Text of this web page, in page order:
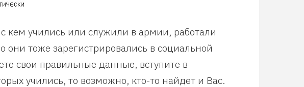
кем учились или служили в армии, работали
они тоже зарегистрировались в социальной
свои правильные данные, вступите в
учились, то возможно, кто-то найдет и Вас.